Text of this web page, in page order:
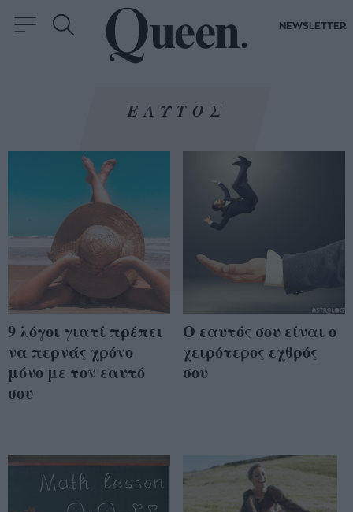
NEWSLETTER
ΕΑΥΤΟΣ
9 λόγοι γιατί πρέπει
να περνάς χρόνο
μόνο με τον εαυτό
σου
Ο εαυτός σου είναι ο
χειρότερος εχθρός
σου